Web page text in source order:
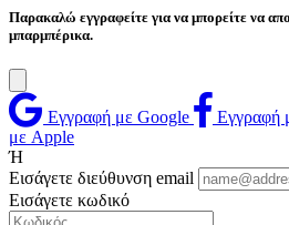
Παρακαλώ εγγραφείτε για να μπορείτε να
μπαρμπέρικα.
Εγγραφή με Google Εγγραφή
με Apple
Ή
Εισάγετε διεύθυνση email
Εισάγετε κωδικό